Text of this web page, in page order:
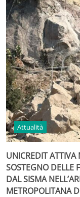
Attualità
UNICREDIT ATTIVA
SOSTEGNO DELLE
DAL SISMA
METROPOLITANA